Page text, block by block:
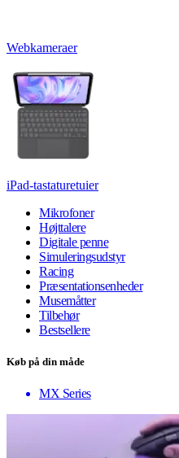
Webkameraer
iPad-tastaturetuier
Mikrofoner
Højttalere
Digitale penne
Simuleringsudstyr
Racing
Præsentationsenheder
Musemåtter
Tilbehør
Bestsellere
Køb på din måde
MX Series